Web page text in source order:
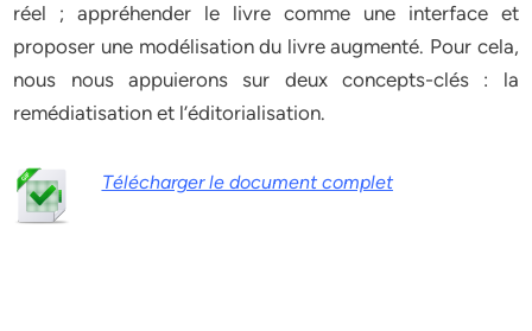
réel ; appréhender le livre comme une interface et
proposer une modélisation du livre augmenté. Pour cela,
nous nous appuierons sur deux concepts-clés : la
remédiatisation et l’éditorialisation.
Télécharger le document complet